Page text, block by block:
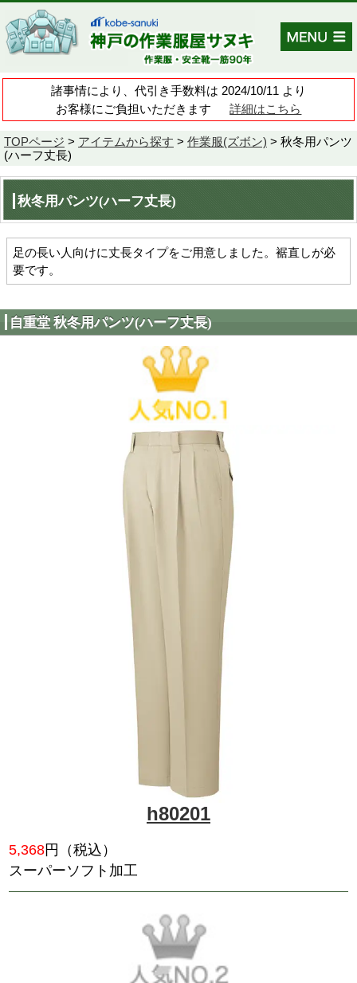
諸事情により、代引き手数料は
お客様にご負担いただきます
TOPページ>アイテムから探す>作業
(ハーフ丈長)
秋冬用パンツ(ハーフ丈長)
足の長い人向けに丈長タイプをご用
自重堂 秋冬用パンツ(ハーフ丈長)